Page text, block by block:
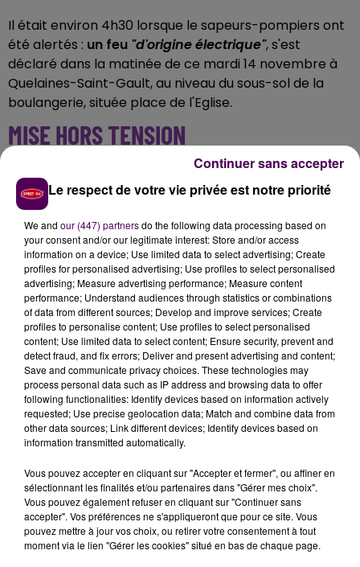
Il était environ 4h30 lorsque le sapeurs-pompiers ont
été alertés : un feu "d'origine électrique", s'est
déclaré dans la matinée de ce mardi 14 novembre à
Quelaines-Saint-Gault, au niveau du sous-sol de la
boulangerie, située place de l'Eglise.
MISE HORS TENSION
Les agents d'Enedis ont procédé à la"mise hors
tension"des lieux,ce qui a impacté trente-sept
foyers dont cinq entreprises
faite dans la matinée"indique le Service
départemental d'inencie et de secours de la Mayenne.
À LA UNE
31 juillet 2026
Gagnez vos entrées à Terra Botanica !
Le respect de votre vie privée est notre priorité
We and our (447) partnersdo the following data processing based on
your consent and/or our legitimate interest: Store and/or access
information on a device; Use limited data to select advertising; Create
profiles for personalised advertising; Use profiles to select personalised
advertising; Measure advertising performance; Measure content
performance; Understand audiences through statistics or combinations
of data from different sources; Develop and improve services; Create
profiles to personalise content; Use profiles to select personalised
content; Use limited data to select content; Ensure security, prevent and
detect fraud, and fix errors; Deliver and present advertising and content;
Save and communicate privacy choices. These technologies may
process personal data such as IP address and browsing data to offer
following functionalities: Identify devices based on information actively
requested; Use precise geolocation data; Match and combine data from
other data sources; Link different devices; Identify devices based on
information transmitted automatically.
Vous pouvez accepter en cliquant sur "Accepter et fermer", ou affiner en
sélectionnant les finalités et/ou partenaires dans "Gérer mes choix".
Vous pouvez également refuser en cliquant sur "Continuer sans
accepter". Vos préférences ne s'appliqueront que pour ce site. Vous
pouvez mettre à jour vos choix, ou retirer votre consentement à tout
moment via le lien "Gérer les cookies" situé en bas de chaque page.
Continuer sans accepter